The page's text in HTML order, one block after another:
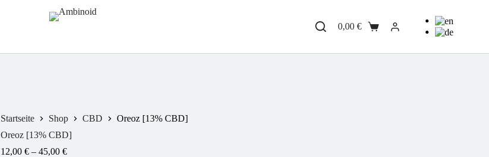
Warenkorb
0,00 €
Startseite Shop CBD
Oreoz [13% CBD]
Oreoz [13% CBD]
12,00 € – 45,00 €Preisspanne: